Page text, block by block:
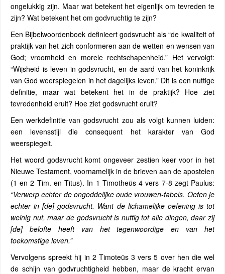
ongelukkig zijn. Maar wat betekent het eigenlijk om tevreden te
zijn? Wat betekent het om godvruchtig te zijn?
Een Bijbelwoordenboek definieert godsvrucht als “de kwaliteit of
praktijk van het zich conformeren aan de wetten en wensen van
God; vroomheid en morele rechtschapenheid.” Het vervolgt:
“Wijsheid is leven in godsvrucht, en de aard van het koninkrijk
van God weerspiegelen in het dagelijks leven.” Dit is een nuttige
definitie, maar wat betekent het in de praktijk? Hoe ziet
tevredenheid eruit? Hoe ziet godsvrucht eruit?
Een werkdefinitie van godsvrucht zou als volgt kunnen luiden:
een levensstijl die consequent het karakter van God
weerspiegelt.
Het woord godsvrucht komt ongeveer zestien keer voor in het
Nieuwe Testament, voornamelijk in de brieven aan de apostelen
(1 en 2 Tim. en Titus). In 1 Timotheüs 4 vers 7-8 zegt Paulus:
“Verwerp echter de ongoddelijke oude vrouwen-fabels. Oefen je
echter in [de] godsvrucht. Want de lichamelijke oefening is tot
weinig nut, maar de godsvrucht is nuttig tot alle dingen, daar zij
[de] belofte heeft van het tegenwoordige en van het
toekomstige leven.”
Vervolgens spreekt hij in 2 Timoteüs 3 vers 5 over hen die wel
de schijn van godvruchtigheid hebben, maar de kracht ervan